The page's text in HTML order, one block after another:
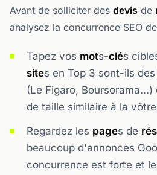
Avant de solliciter des devis de
analysez la concurrence SEO
Tapez vos mots-clés
sites en Top 3 sont-ils
(Le Figaro, Boursorama...)
de taille similaire à la
Regardez les pages de
beaucoup d'annonces
concurrence est forte et